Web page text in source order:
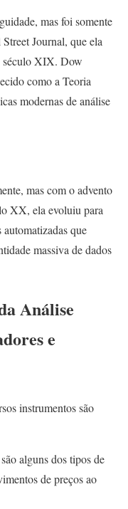
mas foi somente
Journal, que ela
século XIX. Dow
como a Teoria
modernas de análise
mas com o advento
XX, ela evoluiu para
que
massiva de dados
Análise
e
instrumentos são
alguns dos tipos de
de preços ao